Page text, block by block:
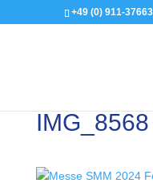
+49 (0) 911-
IMG_8568